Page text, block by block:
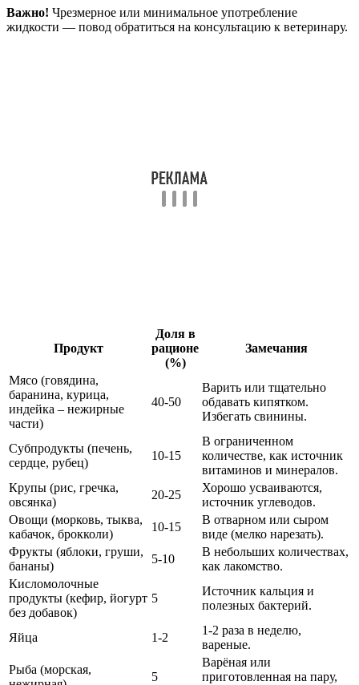
Важно! Чрезмерное или минимальное употребление
жидкости — повод обратиться на консультацию к ветеринару.
Продукт
Доля в
рационе
(%)
Замечания
Мясо (говядина,
баранина, курица,
индейка – нежирные
части)
40-50
Варить или тщательно
обдавать кипятком.
Избегать свинины.
Субпродукты (печень,
сердце, рубец)
10-15
В ограниченном
количестве, как источник
витаминов и минералов.
Крупы (рис, гречка,
овсянка)
20-25
Хорошо усваиваются,
источник углеводов.
Овощи (морковь, тыква,
кабачок, брокколи)
10-15
В отварном или сыром
виде (мелко нарезать).
Фрукты (яблоки, груши,
бананы)
5-10
В небольших количествах,
как лакомство.
Кисломолочные
продукты (кефир, йогурт
без добавок)
5
Источник кальция и
полезных бактерий.
Яйца 1-2
1-2 раза в неделю,
вареные.
Рыба (морская,
5
Варёная или
приготовленная на пару,